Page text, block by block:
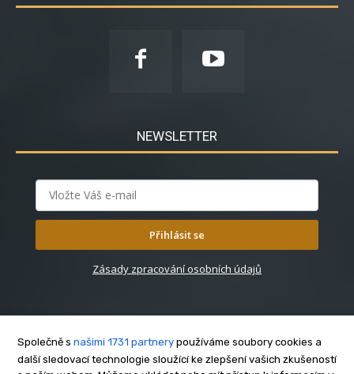
NEWSLETTER
Přihlásit se
Zásady zpracování osobních údajů
Společně s našimi 1731 partnery používáme soubory cookies a
další sledovací technologie sloužící ke zlepšení vašich zkušeností